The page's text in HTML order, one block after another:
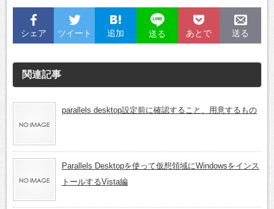
シェア ツイート 追加 送る あとで 送る
関連記事
parallels desktop設定前に確認すること、用意するもの
Parallels Desktopを使って仮想領域にWindowsをインス
トールするVista編